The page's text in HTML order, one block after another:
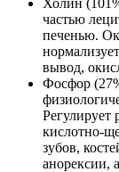
частью
печенью.
вывод,
Фосфор
Регулирует
кислотно-
зубов,
анорексии,